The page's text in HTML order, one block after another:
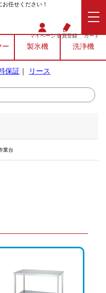
任せください！
マイページ会員登録 カート
ー 製氷機 洗浄機
保証 ｜ リース
業台